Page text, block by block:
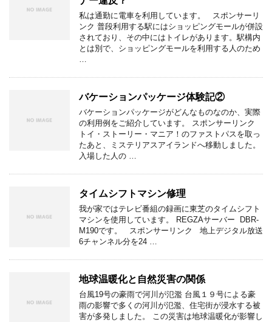
私は通勤に電車を利用しています。 スポンサーリ
ンク 普段利用する駅にはショッピングモールが併設
されており、その中にはトイレがあります。駅構内
とは別で、ショッピングモールを利用する人のため
…
バケーションパッケージ体験記②
バケーションパッケージがどんなものなのか、実際
の利用例をご紹介しています。 スポンサーリンク
トイ・ストーリー・マニア！のファストパスを取っ
たあと、ミステリアスアイランドへ移動しました。
入場した人の …
タイムシフトマシン修理
我が家ではテレビ番組の録画に東芝のタイムシフト
マシンを使用しています。 REGZAサーバー DBR-
M190です。 スポンサーリンク 地上デジタル放送
6チャンネル分を24 …
地球温暖化と自然災害の関係
台風19号の豪雨で河川が氾濫 台風１９号による豪
雨の影響で多くの河川が氾濫、住宅街が浸水する被
害が多発しました。 この災害は地球温暖化が影響し